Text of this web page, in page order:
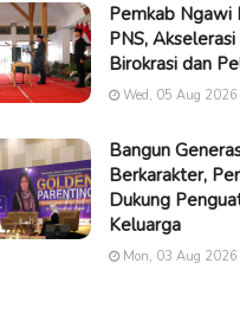
Pemkab Ngawi
PNS,
Birokrasi dan
Wed, 05 Aug 2026
Bangun
Berkarakter,
Dukung
Keluarga
Mon, 03 Aug 2026